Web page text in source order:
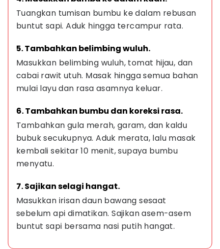
Tuangkan tumisan bumbu ke dalam rebusan
buntut sapi. Aduk hingga tercampur rata.
5. Tambahkan belimbing wuluh.
Masukkan belimbing wuluh, tomat hijau, dan
cabai rawit utuh. Masak hingga semua bahan
mulai layu dan rasa asamnya keluar.
6. Tambahkan bumbu dan koreksi rasa.
Tambahkan gula merah, garam, dan kaldu
bubuk secukupnya. Aduk merata, lalu masak
kembali sekitar 10 menit, supaya bumbu
menyatu.
7. Sajikan selagi hangat.
Masukkan irisan daun bawang sesaat
sebelum api dimatikan. Sajikan asem-asem
buntut sapi bersama nasi putih hangat.